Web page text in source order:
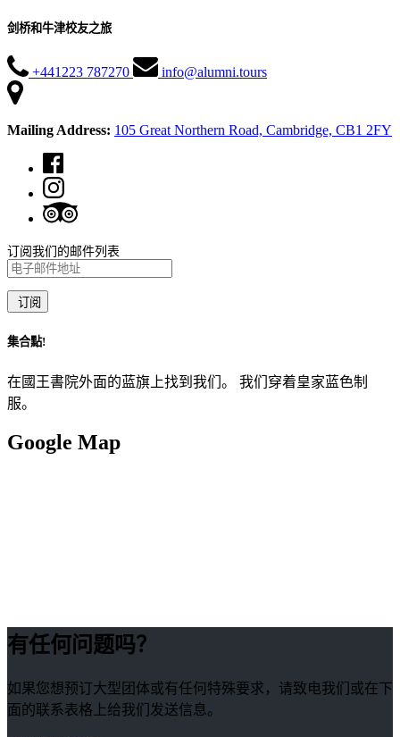
剑桥和牛津校友之旅
+441223 787270 info@alumni.tours
Mailing Address: 105 Great Northern Road, Cambridge, CB1 2FY
订阅我们的邮件列表
集合點!
在國王書院外面的蓝旗上找到我们。 我们穿着皇家蓝色制
服。
Google Map
有任何问题吗？
如果您想预订大型团体或有任何特殊要求，请致电我们或在下
面的联系表格上给我们发送信息。